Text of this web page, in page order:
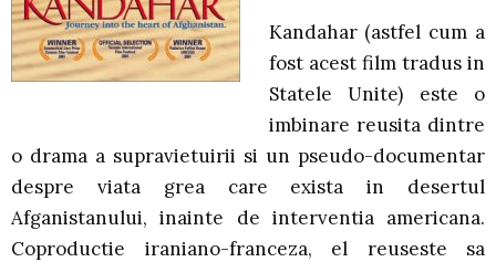
Kandahar (astfel cum a
fost acest film tradus in
Statele Unite) este o
imbinare reusita dintre
o drama a supravietuirii si un pseudo-documentar
despre viata grea care exista in desertul
Afganistanului, inainte de interventia americana.
Coproductie iraniano-franceza, el reuseste sa